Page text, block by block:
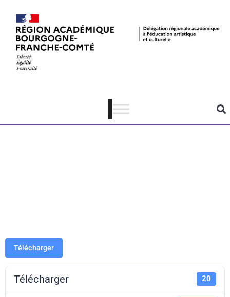
Dossier
artistique du
spectacle
Télécharger
Télécharger 20